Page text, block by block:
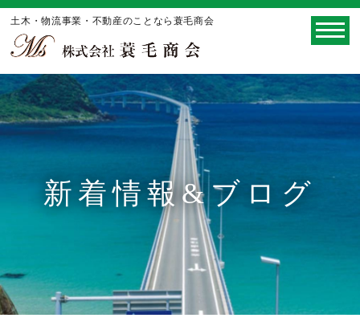
土木・物流事業・不動産のことなら蓑毛商会
新着情報&ブログ